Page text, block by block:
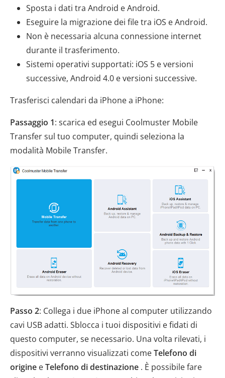
Sposta i dati tra Android e Android.
Eseguire la migrazione dei file tra iOS e Android.
Non è necessaria alcuna connessione internet
durante il trasferimento.
Sistemi operativi supportati: iOS 5 e versioni
successive, Android 4.0 e versioni successive.
Trasferisci calendari da iPhone a iPhone:
Passaggio 1: scarica ed esegui Coolmuster Mobile
Transfer sul tuo computer, quindi seleziona la
modalità Mobile Transfer.
Passo 2: Collega i due iPhone al computer utilizzando
cavi USB adatti. Sblocca i tuoi dispositivi e fidati di
questo computer, se necessario. Una volta rilevati, i
dispositivi verranno visualizzati comeTelefono di
origine eTelefono di destinazione . È possibile fare